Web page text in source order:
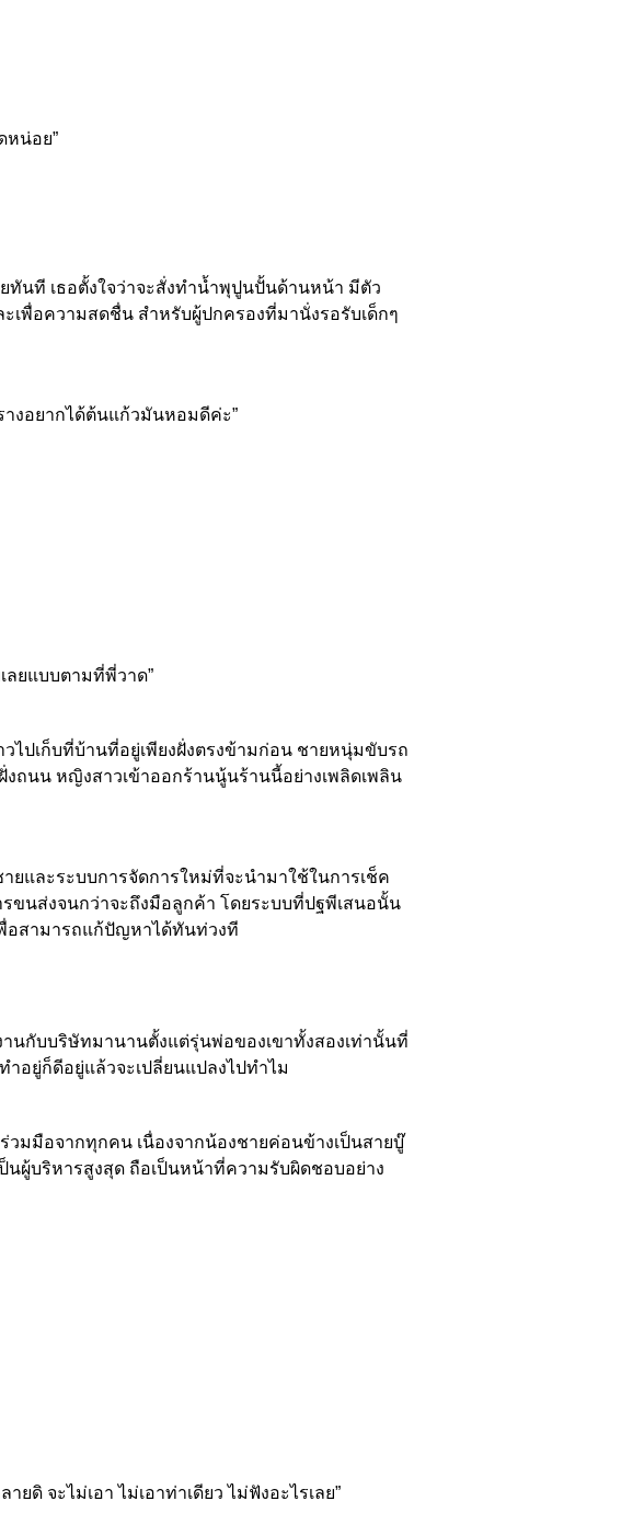
น่อย”
ที เธอตั้งใจว่าจะสั่งทำน้ำพุปูนปั้นด้านหน้า มีตัว
เพื่อความสดชื่น สำหรับผู้ปกครองที่มานั่งรอรับเด็กๆ
งอยากได้ต้นแก้วมันหอมดีค่ะ”
ยแบบตามที่พี่วาด”
เก็บที่บ้านที่อยู่เพียงฝั่งตรงข้ามก่อน ชายหนุ่มขับรถ
ถนน หญิงสาวเข้าออกร้านนู้นร้านนี้อย่างเพลิดเพลิน
ละระบบการจัดการใหม่ที่จะนำมาใช้ในการเช็ค
ขนส่งจนกว่าจะถึงมือลูกค้า โดยระบบที่ปฐพีเสนอนั้น
อสามารถแก้ปัญหาได้ทันท่วงที
นกับบริษัทมานานตั้งแต่รุ่นพ่อของเขาทั้งสองเท่านั้นที่
อยู่ก็ดีอยู่แล้วจะเปลี่ยนแปลงไปทำไม
วมมือจากทุกคน เนื่องจากน้องชายค่อนข้างเป็นสายบู๊
ผู้บริหารสูงสุด ถือเป็นหน้าที่ความรับผิดชอบอย่าง
ดิ จะไม่เอา ไม่เอาท่าเดียว ไม่ฟังอะไรเลย”